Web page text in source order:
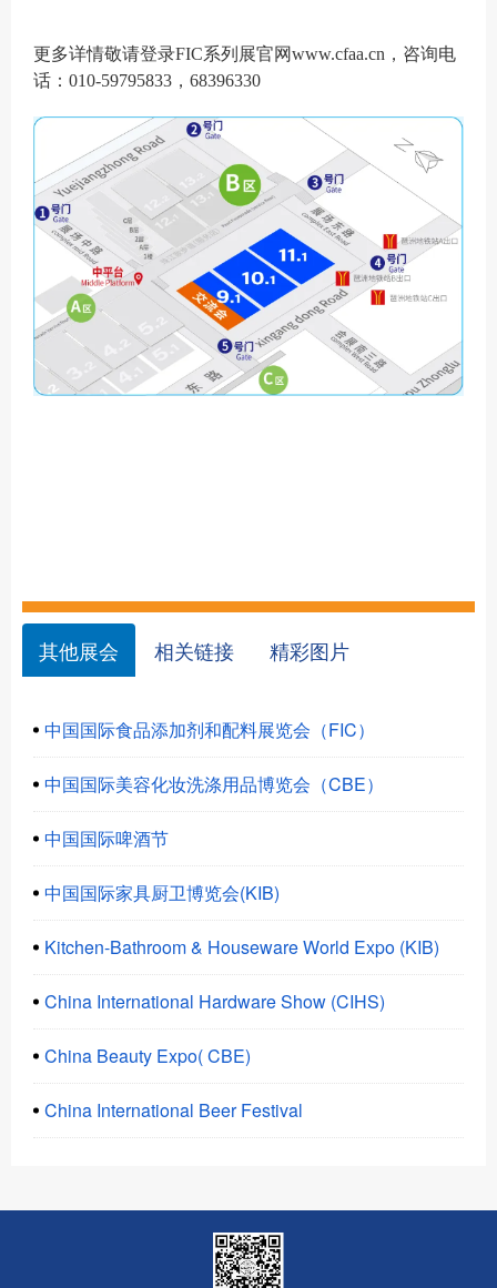
更多详情敬请登录FIC系列展官网www.cfaa.cn，咨询电
话：010-59795833，68396330
其他展会 相关链接 精彩图片
中国国际食品添加剂和配料展览会（FIC）
中国国际美容化妆洗涤用品博览会（CBE）
中国国际啤酒节
中国国际家具厨卫博览会(KIB)
Kitchen-Bathroom & Houseware World Expo (KIB)
China International Hardware Show (CIHS)
China Beauty Expo( CBE)
China International Beer Festival